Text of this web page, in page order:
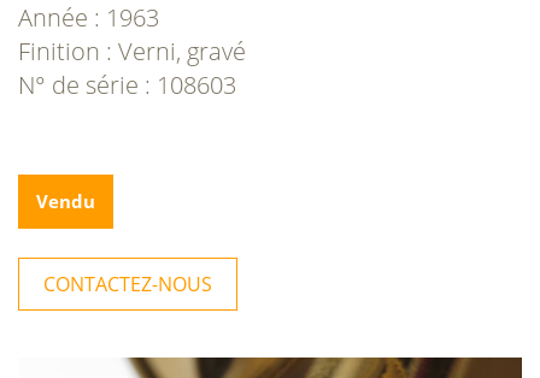
Année : 1963
Finition : Verni, gravé
N° de série : 108603
Vendu
CONTACTEZ-NOUS